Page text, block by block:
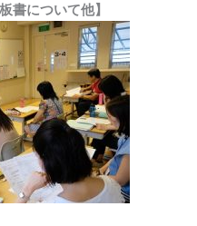
書について他】